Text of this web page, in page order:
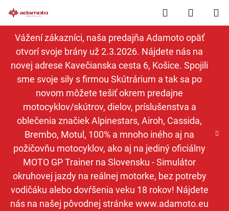
na
obsah
Vážení zákazníci, naša predajňa Adamoto opäť
otvorí svoje brány už 2.3.2026. Nájdete nás na
novej adrese Kavečianska cesta 6, Košice. Spojili
sme svoje sily s firmou Skútrárium a tak sa po
novom môžete tešiť okrem predajne
motocyklov/skútrov, dielov, príslušenstva a
oblečenia značiek Alpinestars, Airoh, Cassida,
Brembo, Motul, 100% a mnoho iného aj na
požičovňu motocyklov, ako aj na jediný oficiálny
MOTO GP Trainer na Slovensku - Simulátor
okruhovej jazdy na reálnej motorke, bez potreby
vodičáku alebo dovŕšenia veku 18 rokov! Nájdete
nás na našej pôvodnej stránke www.adamoto.eu
Hľadať
KOŠÍK